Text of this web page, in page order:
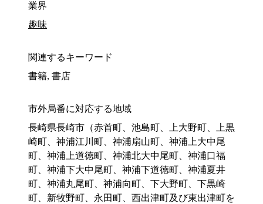
業界
趣味
関連するキーワード
書籍, 書店
市外局番に対応する地域
長崎県長崎市（赤首町、池島町、上大野町、上黒
崎町、神浦江川町、神浦扇山町、神浦上大中尾
町、神浦上道徳町、神浦北大中尾町、神浦口福
町、神浦下大中尾町、神浦下道徳町、神浦夏井
町、神浦丸尾町、神浦向町、下大野町、下黒崎
町、新牧野町、永田町、西出津町及び東出津町を